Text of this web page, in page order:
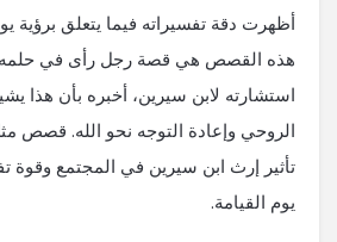
أظهرت دقة تفسيراته فيما يتعلق برؤية
هذه القصص هي قصة رجل رأى في حلمه
استشارته لابن سيرين، أخبره بأن هذا
الروحي وإعادة التوجه نحو الله.
تأثير إرث ابن سيرين في المجتمع وقوة
يوم القيامة.